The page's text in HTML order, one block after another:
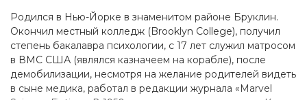
Родился в Нью-Йорке в знаменитом районе Бруклин.
Окончил местный колледж (Brooklyn College), получил
степень бакалавра психологии, с 17 лет служил матросом
в ВМС США (являлся казначеем на корабле), после
демобилизации, несмотря на желание родителей видеть
в сыне медика, работал в редакции журнала «Marvel